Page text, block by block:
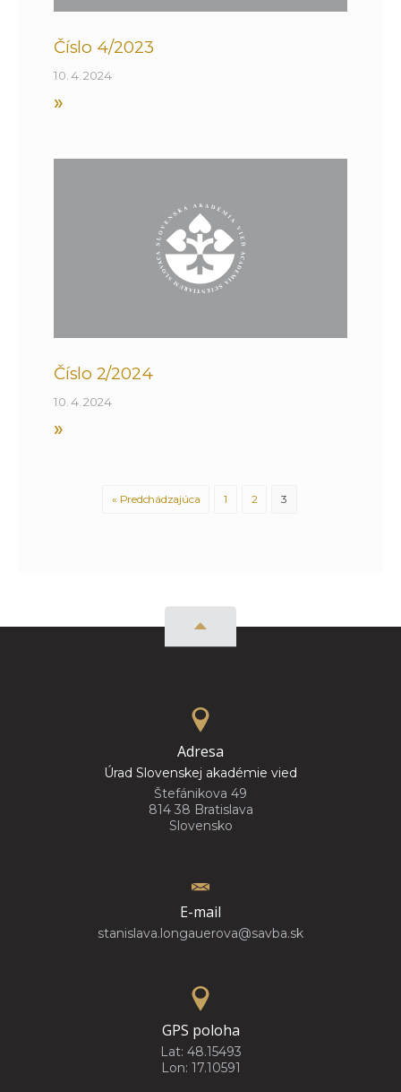
Číslo 4/2023
10. 4. 2024
»
Číslo 2/2024
10. 4. 2024
»
« Predchádzajúca 1 2 3
Adresa
Úrad Slovenskej akadémie vied
Štefánikova 49
814 38 Bratislava
Slovensko
E-mail
stanislava.longauerova@savba.sk
GPS poloha
Lat: 48.15493
Lon: 17.10591